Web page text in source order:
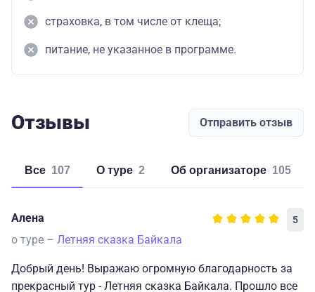
страховка, в том числе от клеща;
питание, не указанное в программе.
Отзывы Отправить отзыв
Все 107 о туре 2 об организаторе 105
Алена 5
о туре – Летняя сказка Байкала
Добрый день! Выражаю огромную благодарность за
прекрасный тур - Летняя сказка Байкала. Прошло все